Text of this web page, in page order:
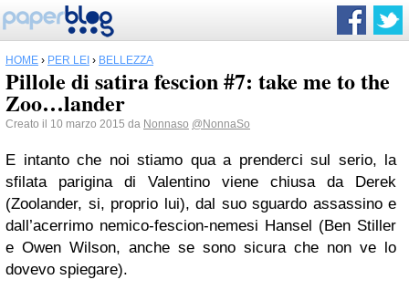
HOME › PER LEI › BELLEZZA
Pillole di satira fescion #7: take me to the
Zoo…lander
Creato il 10 marzo 2015 da Nonnaso @NonnaSo
E intanto che noi stiamo qua a prenderci sul serio, la
sfilata parigina di Valentino viene chiusa da Derek
(Zoolander, si, proprio lui), dal suo sguardo assassino e
dall’acerrimo nemico-fescion-nemesi Hansel (Ben Stiller
e Owen Wilson, anche se sono sicura che non ve lo
dovevo spiegare).